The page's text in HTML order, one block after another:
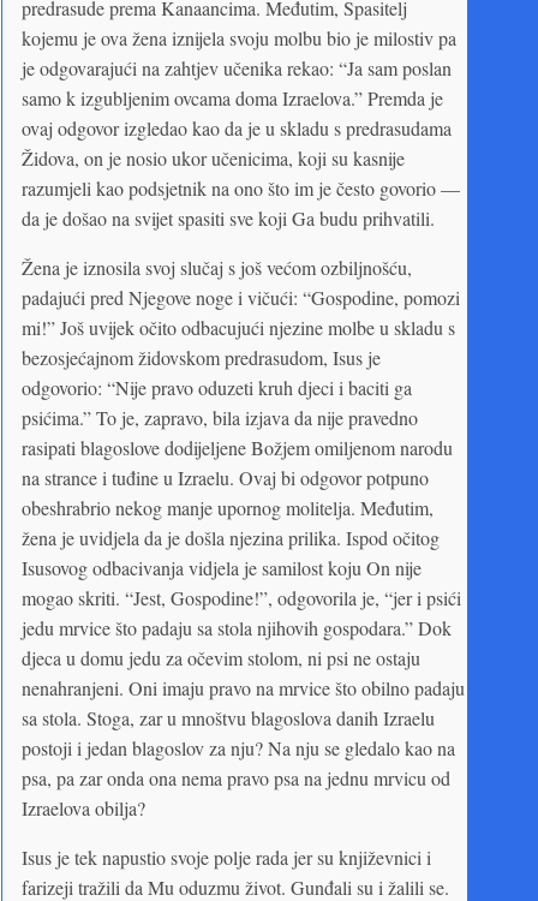
predrasude prema Kanaancima. Međutim, Spasitelj
kojemu je ova žena iznijela svoju molbu bio je milostiv pa
je odgovarajući na zahtjev učenika rekao: “Ja sam poslan
samo k izgubljenim ovcama doma Izraelova.” Premda je
ovaj odgovor izgledao kao da je u skladu s predrasudama
Židova, on je nosio ukor učenicima, koji su kasnije
razumjeli kao podsjetnik na ono što im je često govorio —
da je došao na svijet spasiti sve koji Ga budu prihvatili.
Žena je iznosila svoj slučaj s još većom ozbiljnošću,
padajući pred Njegove noge i vičući: “Gospodine, pomozi
mi!” Još uvijek očito odbacujući njezine molbe u skladu s
bezosjećajnom židovskom predrasudom, Isus je
odgovorio: “Nije pravo oduzeti kruh djeci i baciti ga
psićima.” To je, zapravo, bila izjava da nije pravedno
rasipati blagoslove dodijeljene Božjem omiljenom narodu
na strance i tuđine u Izraelu. Ovaj bi odgovor potpuno
obeshrabrio nekog manje upornog molitelja. Međutim,
žena je uvidjela da je došla njezina prilika. Ispod očitog
Isusovog odbacivanja vidjela je samilost koju On nije
mogao skriti. “Jest, Gospodine!”, odgovorila je, “jer i psići
jedu mrvice što padaju sa stola njihovih gospodara.” Dok
djeca u domu jedu za očevim stolom, ni psi ne ostaju
nenahranjeni. Oni imaju pravo na mrvice što obilno padaju
sa stola. Stoga, zar u mnoštvu blagoslova danih Izraelu
postoji i jedan blagoslov za nju? Na nju se gledalo kao na
psa, pa zar onda ona nema pravo psa na jednu mrvicu od
Izraelova obilja?
Isus je tek napustio svoje polje rada jer su književnici i
farizeji tražili da Mu oduzmu život. Gunđali su i žalili se.